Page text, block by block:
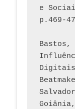
e
p.469-
Bastos,
Digitais